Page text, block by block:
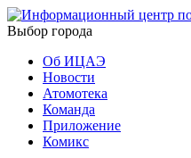
Выбор города
Об ИЦАЭ
Новости
Атомотека
Команда
Приложение
Комикс